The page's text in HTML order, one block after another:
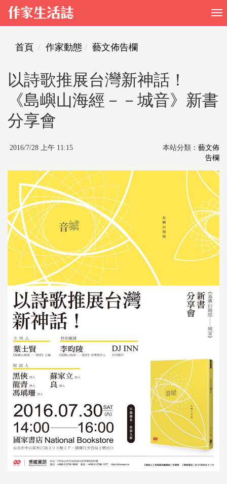
首頁 作家動態 藝文佈告欄
以詩歌推展台灣新神話！
《島嶼山海經－－城音》新書
分享會
2016/7/28 上午 11:15 本站分類： 藝文佈
告欄